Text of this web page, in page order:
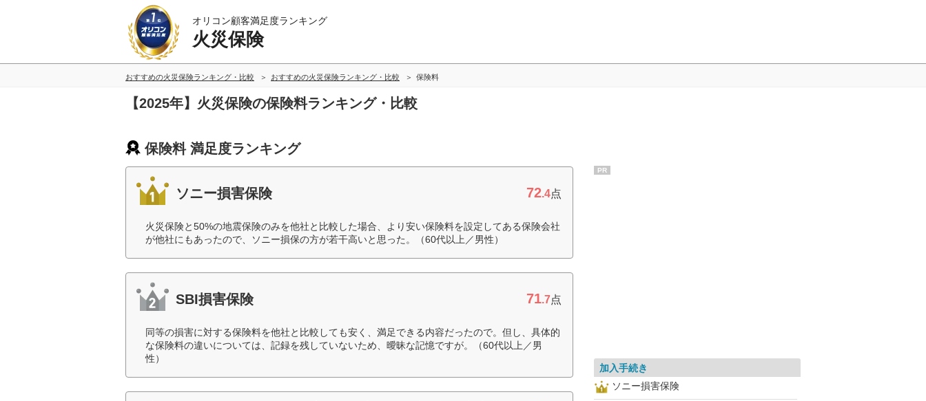
オリコン顧客満足度ランキング
火災保険
おすすめの火災保険ランキング・比較 おすすめの火災保険ランキング・比較 保険料
【2025年】火災保険の保険料ランキング・比較
保険料 満足度ランキング
ソニー損害保険 72.4点
火災保険と50%の地震保険のみを他社と比較した場合、より安い保険料を設定してある保険会社
が他社にもあったので、ソニー損保の方が若干高いと思った。（60代以上／男性）
SBI損害保険 71.7点
同等の損害に対する保険料を他社と比較しても安く、満足できる内容だったので。但し、具体的
な保険料の違いについては、記録を残していないため、曖昧な記憶ですが。（60代以上／男
性）
PR
加入手続き
ソニー損害保険